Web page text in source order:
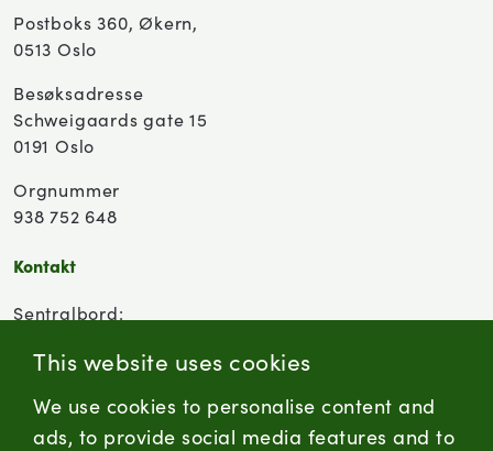
This website uses cookies
We use cookies to personalise content and
ads, to provide social media features and to
Postboks 360, Økern,
0513 Oslo
Besøksadresse
Schweigaards gate 15
0191 Oslo
Orgnummer
938 752 648
Kontakt
Sentralbord:
Kontaktskjema